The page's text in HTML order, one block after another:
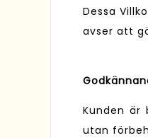
Dessa
avser att
Kunden
utan